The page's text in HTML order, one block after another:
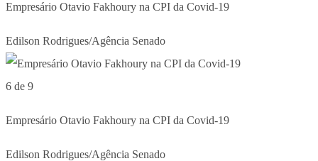
Empresário Otavio Fakhoury na CPI da Covid-19
Edilson Rodrigues/Agência Senado
6 de 9
Empresário Otavio Fakhoury na CPI da Covid-19
Edilson Rodrigues/Agência Senado